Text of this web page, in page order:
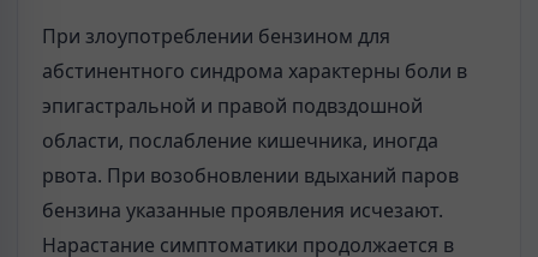
При злоупотреблении бензином для
абстинентного синдрома характерны боли в
эпигастральной и правой подвздошной
области, послабление кишечни­ка, иногда
рвота. При возобновлении вдыханий паров
бензина указанные про­явления исчезают.
Нарастание симптоматики продолжается в